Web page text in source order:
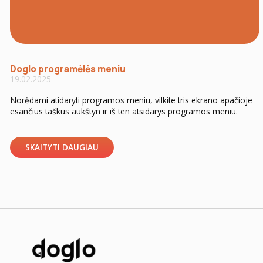
Doglo programėlės meniu
19.02.2025
Norėdami atidaryti programos meniu, vilkite tris ekrano apačioje
esančius taškus aukštyn ir iš ten atsidarys programos meniu.
SKAITYTI DAUGIAU